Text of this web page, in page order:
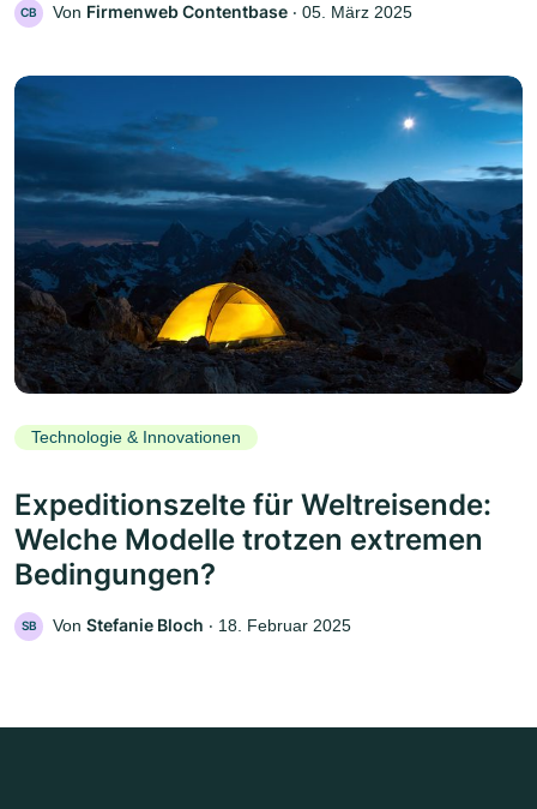
CB Von Firmenweb Contentbase ‧ 05. März 2025
Technologie & Innovationen
Expeditionszelte für Weltreisende:
Welche Modelle trotzen extremen
Bedingungen?
SB Von Stefanie Bloch ‧ 18. Februar 2025